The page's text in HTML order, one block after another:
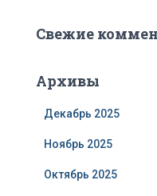
Свежие
Архивы
Декабрь 2025
Ноябрь 2025
Октябрь 2025